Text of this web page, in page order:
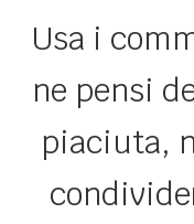
Usa i
ne pensi
piaciuta,